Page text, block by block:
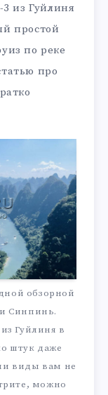
3 из Гуйлиня
простой
по реке
про
обзорной
Синпинь.
Гуйлиня в
штук даже
виды вам не
можно